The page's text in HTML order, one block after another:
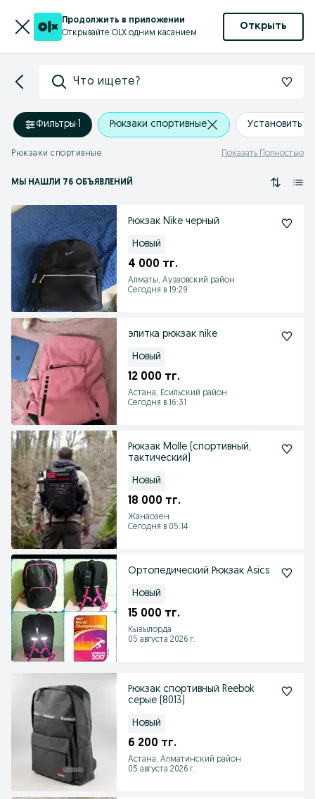
Продолжить в приложении
Открывайте OLX одним касанием
Открыть
Что ищете?
Фильтры·1 Рюкзаки спортивные Установить
Рюкзаки спортивные Показать Полностью
МЫ НАШЛИ 76 ОБЪЯВЛЕНИЙ
Рюкзак Nike черный
Новый
4 000 тг.
Алматы, Ауэзовский район
Сегодня в 19:29
элитка рюкзак nike
Новый
12 000 тг.
Астана, Есильский район
Сегодня в 16:31
Рюкзак Molle (спортивный,
тактический)
Новый
18 000 тг.
Жанаозен
Сегодня в 05:14
Ортопедический Рюкзак Asics
Новый
15 000 тг.
Кызылорда
05 августа 2026 г.
Рюкзак cпортивный Reebok
серые (8013)
Новый
6 200 тг.
Астана, Алматинский район
05 августа 2026 г.